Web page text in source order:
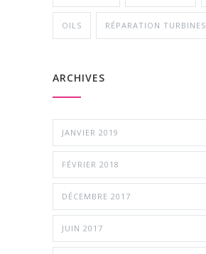
OILS RÉPARATION TURBINES
ARCHIVES
JANVIER 2019
FÉVRIER 2018
DÉCEMBRE 2017
JUIN 2017